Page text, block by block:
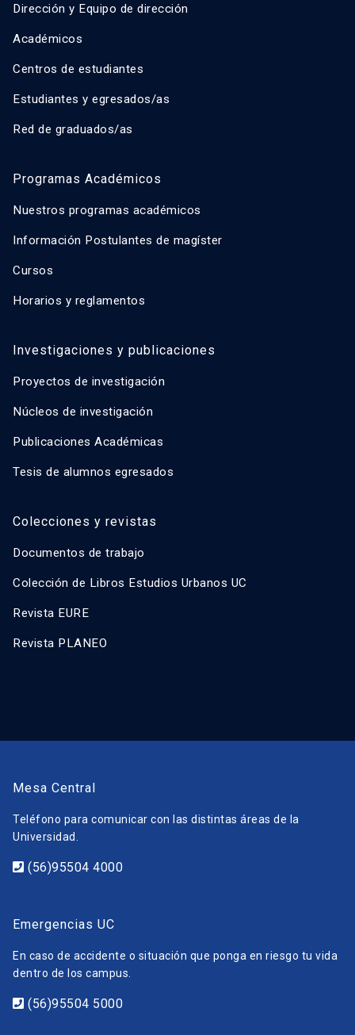
Dirección y Equipo de dirección
Académicos
Centros de estudiantes
Estudiantes y egresados/as
Red de graduados/as
Programas Académicos
Nuestros programas académicos
Información Postulantes de magíster
Cursos
Horarios y reglamentos
Investigaciones y publicaciones
Proyectos de investigación
Núcleos de investigación
Publicaciones Académicas
Tesis de alumnos egresados
Colecciones y revistas
Documentos de trabajo
Colección de Libros Estudios Urbanos UC
Revista EURE
Revista PLANEO
Mesa Central
Teléfono para comunicar con las distintas áreas de la
Universidad.
(56)95504 4000
Emergencias UC
En caso de accidente o situación que ponga en riesgo tu vida
dentro de los campus.
(56)95504 5000